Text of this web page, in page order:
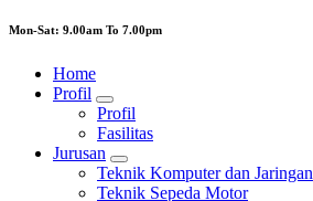
Mon-Sat: 9.00am To 7.00pm
Home
Profil
Profil
Fasilitas
Jurusan
Teknik Komputer dan Jaringan
Teknik Sepeda Motor